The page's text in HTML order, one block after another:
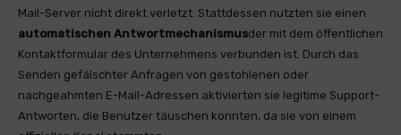
Mail-Server nicht direkt verletzt. Stattdessen nutzten sie einen
automatischen Antwortmechanismusder mit dem öffentlichen
Kontaktformular des Unternehmens verbunden ist. Durch das
Senden gefälschter Anfragen von gestohlenen oder
nachgeahmten E-Mail-Adressen aktivierten sie legitime Support-
Antworten, die Benutzer täuschen konnten, da sie von einem